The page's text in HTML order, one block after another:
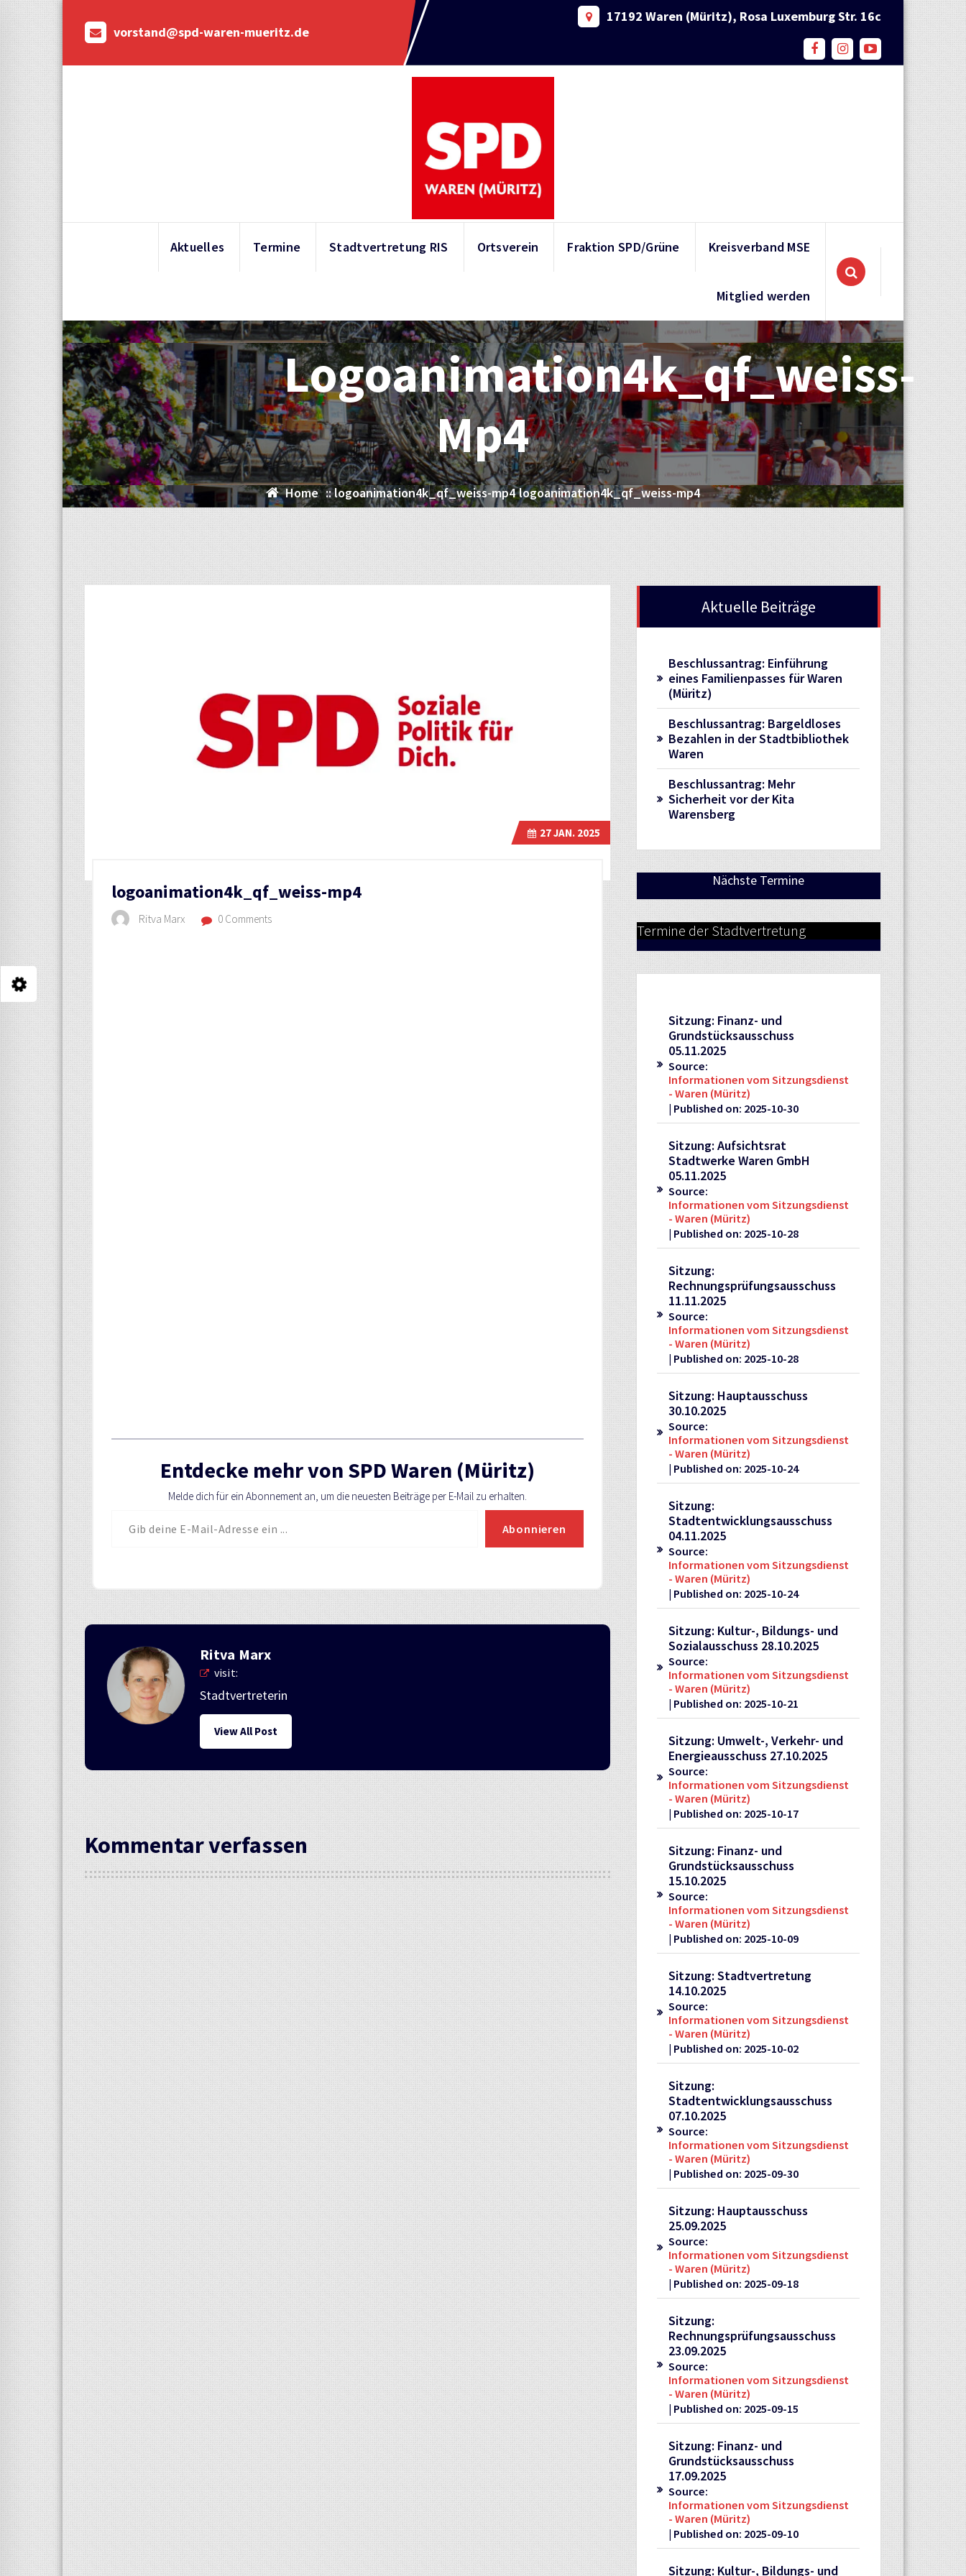
content
vorstand@spd-waren-mueritz.de
17192 Waren (Müritz), Rosa Luxemburg Str. 16c
Aktuelles Termine Stadtvertretung RIS Ortsverein Fraktion SPD/Grüne Kreisverband MSE
Mitglied werden
Logoanimation4k_qf_weiss-
Mp4
Home ::logoanimation4k_qf_weiss-mp4 logoanimation4k_qf_weiss-mp4
logoanimation4k_qf_weiss-mp4
27JAN. 2025
Ritva Marx 0 Comments
Entdecke mehr von SPD Waren (Müritz)
Melde dich für ein Abonnement an, um die neuesten Beiträge per E-Mail zu erhalten.
Abonnieren
Ritva Marx
visit:
Stadtvertreterin
View All Post
Kommentar verfassen
Aktuelle Beiträge
Beschlussantrag: Einführung
eines Familienpasses für Waren
(Müritz)
Beschlussantrag: Bargeldloses
Bezahlen in der Stadtbibliothek
Waren
Beschlussantrag: Mehr
Sicherheit vor der Kita
Warensberg
Nächste Termine
Termine der Stadtvertretung
Sitzung: Finanz- und
Grundstücksausschuss
05.11.2025
Source:
Informationen vom Sitzungsdienst
- Waren (Müritz)
Published on: 2025-10-30
Sitzung: Aufsichtsrat
Stadtwerke Waren GmbH
05.11.2025
Source:
Informationen vom Sitzungsdienst
- Waren (Müritz)
Published on: 2025-10-28
Sitzung:
Rechnungsprüfungsausschuss
11.11.2025
Source:
Informationen vom Sitzungsdienst
- Waren (Müritz)
Published on: 2025-10-28
Sitzung: Hauptausschuss
30.10.2025
Source:
Informationen vom Sitzungsdienst
- Waren (Müritz)
Published on: 2025-10-24
Sitzung:
Stadtentwicklungsausschuss
04.11.2025
Source:
Informationen vom Sitzungsdienst
- Waren (Müritz)
Published on: 2025-10-24
Sitzung: Kultur-, Bildungs- und
Sozialausschuss 28.10.2025
Source:
Informationen vom Sitzungsdienst
- Waren (Müritz)
Published on: 2025-10-21
Sitzung: Umwelt-, Verkehr- und
Energieausschuss 27.10.2025
Source:
Informationen vom Sitzungsdienst
- Waren (Müritz)
Published on: 2025-10-17
Sitzung: Finanz- und
Grundstücksausschuss
15.10.2025
Source:
Informationen vom Sitzungsdienst
- Waren (Müritz)
Published on: 2025-10-09
Sitzung: Stadtvertretung
14.10.2025
Source:
Informationen vom Sitzungsdienst
- Waren (Müritz)
Published on: 2025-10-02
Sitzung:
Stadtentwicklungsausschuss
07.10.2025
Source:
Informationen vom Sitzungsdienst
- Waren (Müritz)
Published on: 2025-09-30
Sitzung: Hauptausschuss
25.09.2025
Source:
Informationen vom Sitzungsdienst
- Waren (Müritz)
Published on: 2025-09-18
Sitzung:
Rechnungsprüfungsausschuss
23.09.2025
Source:
Informationen vom Sitzungsdienst
- Waren (Müritz)
Published on: 2025-09-15
Sitzung: Finanz- und
Grundstücksausschuss
17.09.2025
Source:
Informationen vom Sitzungsdienst
- Waren (Müritz)
Published on: 2025-09-10
Sitzung: Kultur-, Bildungs- und